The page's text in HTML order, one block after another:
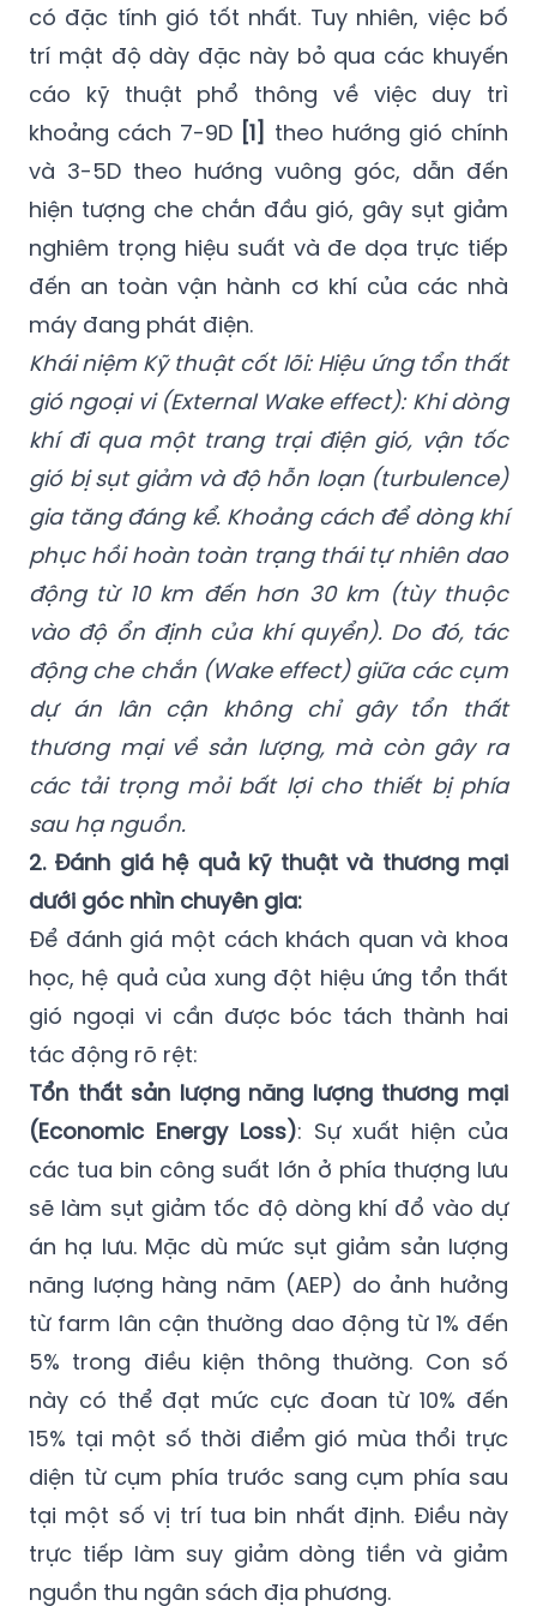
có đặc tính gió tốt nhất. Tuy nhiên, việc bố
trí mật độ dày đặc này bỏ qua các khuyến
cáo kỹ thuật phổ thông về việc duy trì
khoảng cách 7-9D [1] theo hướng gió chính
và 3-5D theo hướng vuông góc, dẫn đến
hiện tượng che chắn đầu gió, gây sụt giảm
nghiêm trọng hiệu suất và đe dọa trực tiếp
đến an toàn vận hành cơ khí của các nhà
máy đang phát điện.
Khái niệm Kỹ thuật cốt lõi: Hiệu ứng tổn thất
gió ngoại vi (External Wake effect): Khi dòng
khí đi qua một trang trại điện gió, vận tốc
gió bị sụt giảm và độ hỗn loạn (turbulence)
gia tăng đáng kể. Khoảng cách để dòng khí
phục hồi hoàn toàn trạng thái tự nhiên dao
động từ 10 km đến hơn 30 km (tùy thuộc
vào độ ổn định của khí quyển). Do đó, tác
động che chắn (Wake effect) giữa các cụm
dự án lân cận không chỉ gây tổn thất
thương mại về sản lượng, mà còn gây ra
các tải trọng mỏi bất lợi cho thiết bị phía
sau hạ nguồn.
2. Đánh giá hệ quả kỹ thuật và thương mại
dưới góc nhìn chuyên gia:
Để đánh giá một cách khách quan và khoa
học, hệ quả của xung đột hiệu ứng tổn thất
gió ngoại vi cần được bóc tách thành hai
tác động rõ rệt:
Tổn thất sản lượng năng lượng thương mại
(Economic Energy Loss): Sự xuất hiện của
các tua bin công suất lớn ở phía thượng lưu
sẽ làm sụt giảm tốc độ dòng khí đổ vào dự
án hạ lưu. Mặc dù mức sụt giảm sản lượng
năng lượng hàng năm (AEP) do ảnh hưởng
từ farm lân cận thường dao động từ 1% đến
5% trong điều kiện thông thường. Con số
này có thể đạt mức cực đoan từ 10% đến
15% tại một số thời điểm gió mùa thổi trực
diện từ cụm phía trước sang cụm phía sau
tại một số vị trí tua bin nhất định. Điều này
trực tiếp làm suy giảm dòng tiền và giảm
nguồn thu ngân sách địa phương.